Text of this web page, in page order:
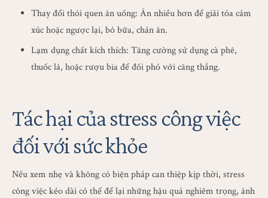
Thay đổi thói quen ăn uống: Ăn nhiều hơn để giải tỏa cảm
xúc hoặc ngược lại, bỏ bữa, chán ăn.
Lạm dụng chất kích thích: Tăng cường sử dụng cà phê,
thuốc lá, hoặc rượu bia để đối phó với căng thẳng.
Tác hại của stress công việc
đối với sức khỏe
Nếu xem nhẹ và không có biện pháp can thiệp kịp thời, stress
công việc kéo dài có thể để lại những hậu quả nghiêm trọng, ảnh